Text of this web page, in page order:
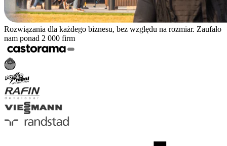
Rozwiązania dla każdego biznesu, bez względu na rozmiar. Zaufało
nam ponad 2 000 firm